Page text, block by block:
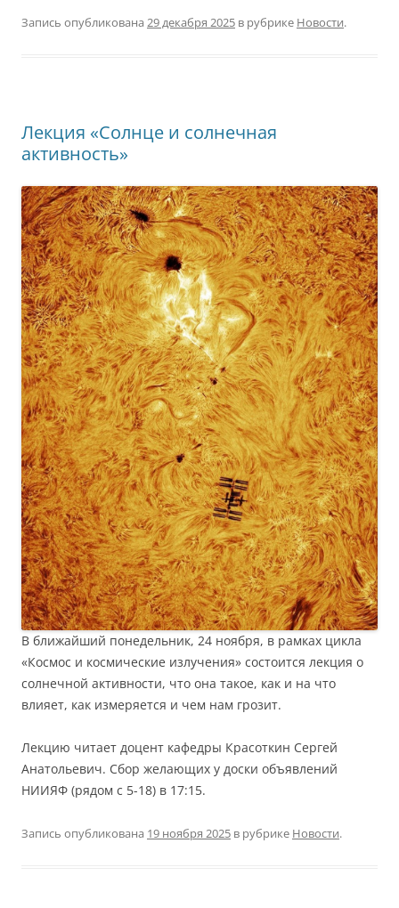
Запись опубликована 29 декабря 2025 в рубрике Новости.
Лекция «Солнце и солнечная
активность»
В ближайший понедельник, 24 ноября, в рамках цикла
«Космос и космические излучения» состоится лекция о
солнечной активности, что она такое, как и на что
влияет, как измеряется и чем нам грозит.
Лекцию читает доцент кафедры Красоткин Сергей
Анатольевич. Сбор желающих у доски объявлений
НИИЯФ (рядом с 5-18) в 17:15.
Запись опубликована 19 ноября 2025 в рубрике Новости.